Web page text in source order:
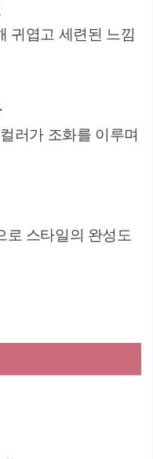
귀엽고 세련된 느낌
러가 조화를 이루며
로 스타일의 완성도